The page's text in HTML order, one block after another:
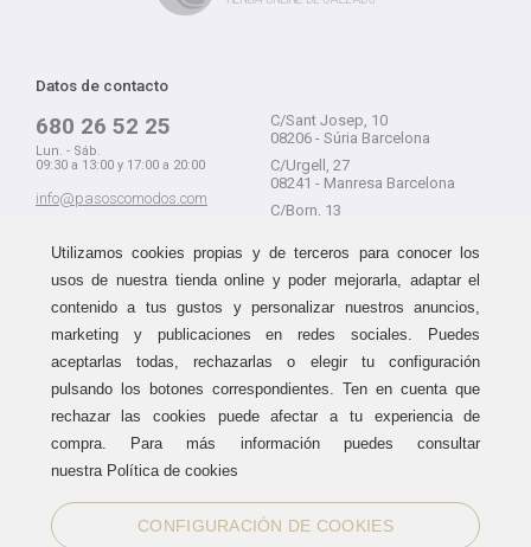
Datos de contacto
680 26 52 25
Lun. - Sáb.
09:30 a 13:00 y 17:00 a 20:00
info@pasoscomodos.com
C/Sant Josep, 10
08206 - Súria Barcelona
C/Urgell, 27
08241 - Manresa Barcelona
C/Born, 13
Guía de compra
Métodos de envío
Área de clientes
Devolución sin problemas
Haz tus compras sin miedo a
equivocarte:
aceptamos devolucionesdurante
15 días.
Sellos de confianza
Utilizamos cookies propias y de terceros para conocer los
usos de nuestra tienda online y poder mejorarla, adaptar el
contenido a tus gustos y personalizar nuestros anuncios,
marketing y publicaciones en redes sociales. Puedes
aceptarlas todas, rechazarlas o elegir tu configuración
pulsando los botones correspondientes. Ten en cuenta que
rechazar las cookies puede afectar a tu experiencia de
compra. Para más información puedes consultar
nuestra Política de cookies
CONFIGURACIÓN DE COOKIES